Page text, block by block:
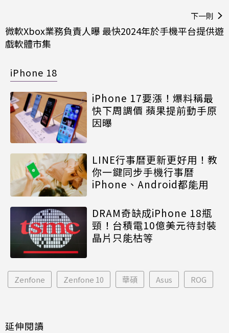
下一則
微軟Xbox業務負責人曝 最快2024年於手機平台提供遊
戲軟體市集
iPhone 18
iPhone 17要漲！爆料稱最
快下周調價 蘋果提前動手原
因曝
LINE行事曆更新更好用！教
你一鍵同步手機行事曆
iPhone、Android都能用
DRAM奇缺成iPhone 18瓶
頸！台積電10億美元待封裝
晶片只能枯等
Zenfone Zenfone 10 華碩 Asus ROG
延伸閱讀